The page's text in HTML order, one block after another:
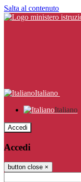
Salta al contenuto
Italiano
Italiano
Accedi
Accedi
button close ×